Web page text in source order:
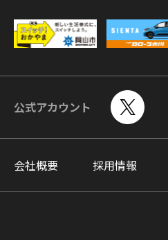
公式アカウント
会社概要 採用情報